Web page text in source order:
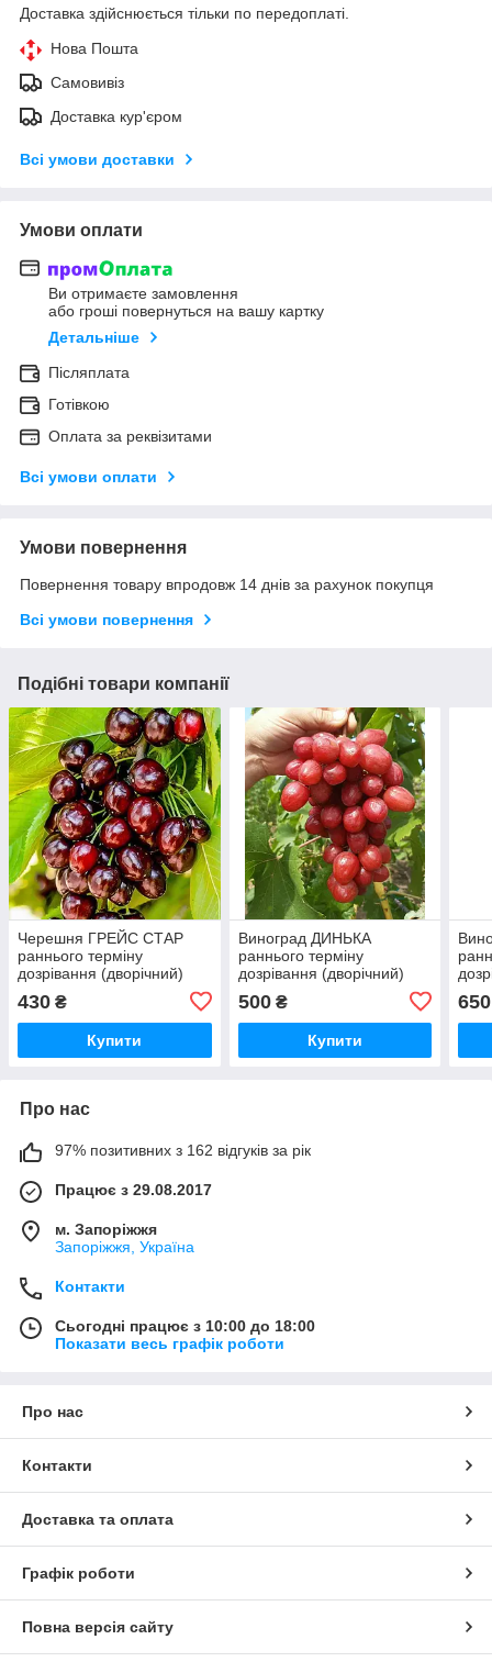
Доставка здійснюється тільки по передоплаті.
Нова Пошта
Самовивіз
Доставка кур'єром
Всі умови доставки
Умови оплати
Ви отримаєте замовлення
або гроші повернуться на вашу картку
Детальніше
Післяплата
Готівкою
Оплата за реквізитами
Всі умови оплати
Умови повернення
Повернення товару впродовж 14 днів за рахунок покупця
Всі умови повернення
Подібні товари компанії
Черешня ГРЕЙС СТАР
раннього терміну
дозрівання (дворічний)
430 ₴
Купити
Виноград ДИНЬКА
раннього терміну
дозрівання (дворічний)
500₴
Купити
650
Про нас
97% позитивних з 162 відгуків за рік
Працює з 29.08.2017
м. Запоріжжя
Запоріжжя, Україна
Контакти
Сьогодні працює з 10:00 до 18:00
Показати весь графік роботи
Про нас
Контакти
Доставка та оплата
Графік роботи
Повна версія сайту